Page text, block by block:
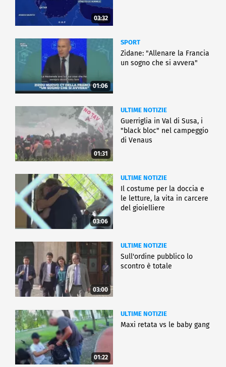
03:32
01:06
SPORT
Zidane: "Allenare la Francia
un sogno che si avvera"
01:31
ULTIME NOTIZIE
Guerriglia in Val di Susa, i
"black bloc" nel campeggio
di Venaus
03:06
ULTIME NOTIZIE
Il costume per la doccia e
le letture, la vita in carcere
del gioielliere
03:00
ULTIME NOTIZIE
Sull'ordine pubblico lo
scontro è totale
01:22
ULTIME NOTIZIE
Maxi retata vs le baby gang